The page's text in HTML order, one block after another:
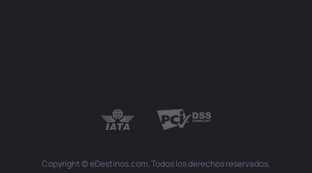
Copyright © eDestinos.com. Todos los derechos reservados.